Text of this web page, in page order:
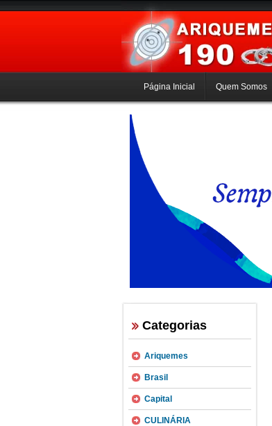
Página Inicial Quem Somos
Categorias
Ariquemes
Brasil
Capital
CULINÁRIA